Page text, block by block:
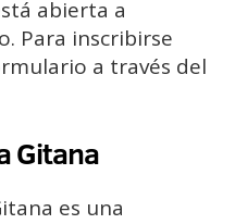
abierta a
Para inscribirse
a través del
Gitana
es una